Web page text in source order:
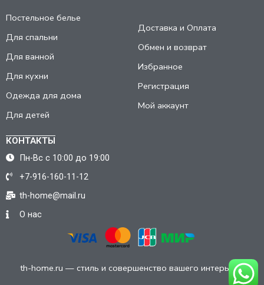
Постельное белье
Для спальни
Для ванной
Для кухни
Одежда для дома
Для детей
Доставка и Оплата
Обмен и возврат
Избранное
Регистрация
Мой аккаунт
КОНТАКТЫ
Пн-Вс с 10:00 до 19:00
+7-916-160-11-12
th-home@mail.ru
О нас
th-home.ru — стиль и совершенство вашего интерьера